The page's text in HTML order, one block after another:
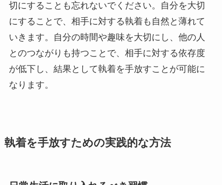
切にすることも忘れないでください。自分を大切
にすることで、相手に対する執着も自然と薄れて
いきます。自分の時間や趣味を大切にし、他の人
とのつながりも持つことで、相手に対する依存度
が低下し、結果として執着を手放すことが可能に
なります。
執着を手放すための実践的な方法